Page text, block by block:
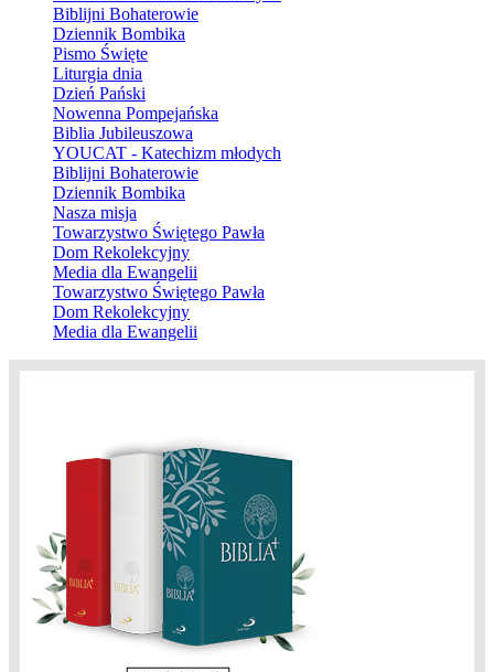
Biblijni Bohaterowie
Dziennik Bombika
Pismo Święte
Liturgia dnia
Dzień Pański
Nowenna Pompejańska
Biblia Jubileuszowa
YOUCAT - Katechizm młodych
Biblijni Bohaterowie
Dziennik Bombika
Nasza misja
Towarzystwo Świętego Pawła
Dom Rekolekcyjny
Media dla Ewangelii
Towarzystwo Świętego Pawła
Dom Rekolekcyjny
Media dla Ewangelii